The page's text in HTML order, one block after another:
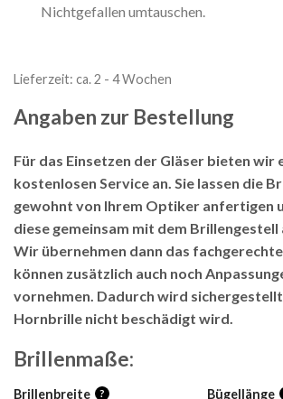
Nichtgefallen umtauschen.
Lieferzeit: ca. 2 - 4 Wochen
Angaben zur Bestellung
Für das Einsetzen der Gläser bieten wir
kostenlosen Service an. Sie lassen die
gewohnt von Ihrem Optiker anfertigen
diese gemeinsam mit dem Brillengestell
Wir übernehmen dann das
können zusätzlich auch noch
vornehmen. Dadurch wird
Hornbrille nicht beschädigt wird.
Brillenmaße:
Brillenbreite ? Bügellänge